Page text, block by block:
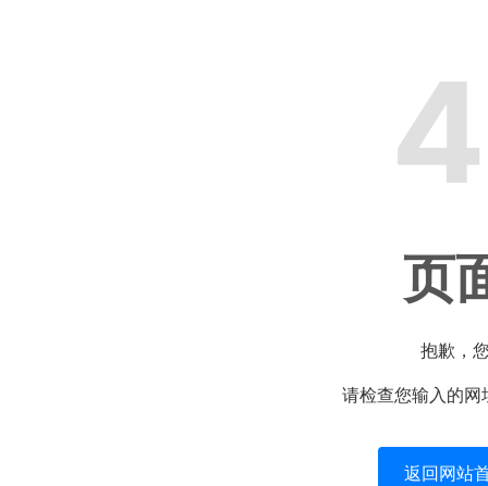
页
抱歉，
请检查您输入的
返回网站